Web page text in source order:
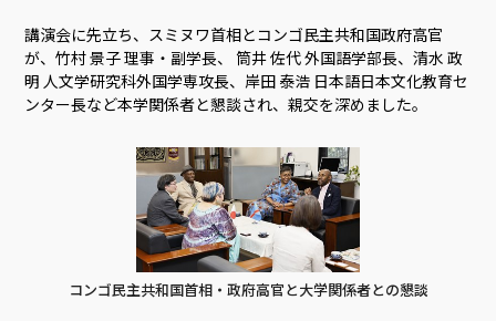
講演会に先立ち、スミヌワ首相とコンゴ民主共和国政府高官
が、竹村 景子 理事・副学長、 筒井 佐代 外国語学部長、清水 政
明 人文学研究科外国学専攻長、岸田 泰浩 日本語日本文化教育セ
ンター長など本学関係者と懇談され、親交を深めました。
コンゴ民主共和国首相・政府高官と大学関係者との懇談